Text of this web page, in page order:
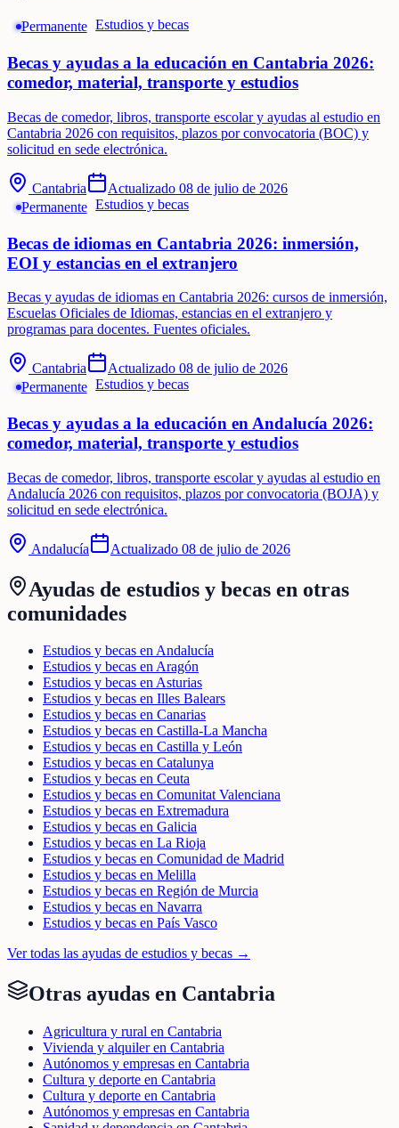
Permanente Estudios y becas
Becas y ayudas a la educación en Cantabria 2026:
comedor, material, transporte y estudios
Becas de comedor, libros, transporte escolar y ayudas al estudio en
Cantabria 2026 con requisitos, plazos por convocatoria (BOC) y
solicitud en sede electrónica.
Cantabria Actualizado 08 de julio de 2026
Permanente Estudios y becas
Becas de idiomas en Cantabria 2026: inmersión,
EOI y estancias en el extranjero
Becas y ayudas de idiomas en Cantabria 2026: cursos de inmersión,
Escuelas Oficiales de Idiomas, estancias en el extranjero y
programas para docentes. Fuentes oficiales.
Cantabria Actualizado 08 de julio de 2026
Permanente Estudios y becas
Becas y ayudas a la educación en Andalucía 2026:
comedor, material, transporte y estudios
Becas de comedor, libros, transporte escolar y ayudas al estudio en
Andalucía 2026 con requisitos, plazos por convocatoria (BOJA) y
solicitud en sede electrónica.
Andalucía Actualizado 08 de julio de 2026
Ayudas de estudios y becas en otras
comunidades
Estudios y becas en Andalucía
Estudios y becas en Aragón
Estudios y becas en Asturias
Estudios y becas en Illes Balears
Estudios y becas en Canarias
Estudios y becas en Castilla-La Mancha
Estudios y becas en Castilla y León
Estudios y becas en Catalunya
Estudios y becas en Ceuta
Estudios y becas en Comunitat Valenciana
Estudios y becas en Extremadura
Estudios y becas en Galicia
Estudios y becas en La Rioja
Estudios y becas en Comunidad de Madrid
Estudios y becas en Melilla
Estudios y becas en Región de Murcia
Estudios y becas en Navarra
Estudios y becas en País Vasco
Ver todas las ayudas de estudios y becas →
Otras ayudas en Cantabria
Agricultura y rural en Cantabria
Vivienda y alquiler en Cantabria
Autónomos y empresas en Cantabria
Cultura y deporte en Cantabria
Cultura y deporte en Cantabria
Autónomos y empresas en Cantabria